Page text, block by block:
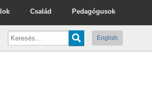
Pedagógusok
Család
English